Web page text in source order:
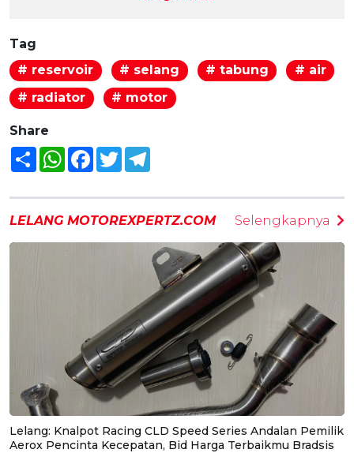
Tag
# reservoir
# selang # tabung
# air
# radiator
# motor
Share
Share WhatsAppFacebook
Twitter
LELANG MOTOREXPERTZ.COM Selengkapnya
Lelang: Knalpot Racing CLD Speed Series Andalan Pemilik
Aerox Pencinta Kecepatan, Bid Harga Terbaikmu Bradsis